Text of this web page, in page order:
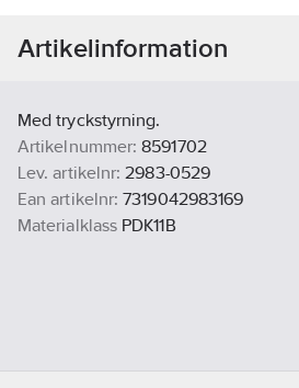
Artikelinformation
Med tryckstyrning.
Artikelnummer: 8591702
Lev. artikelnr: 2983-0529
Ean artikelnr: 7319042983169
Materialklass PDK11B